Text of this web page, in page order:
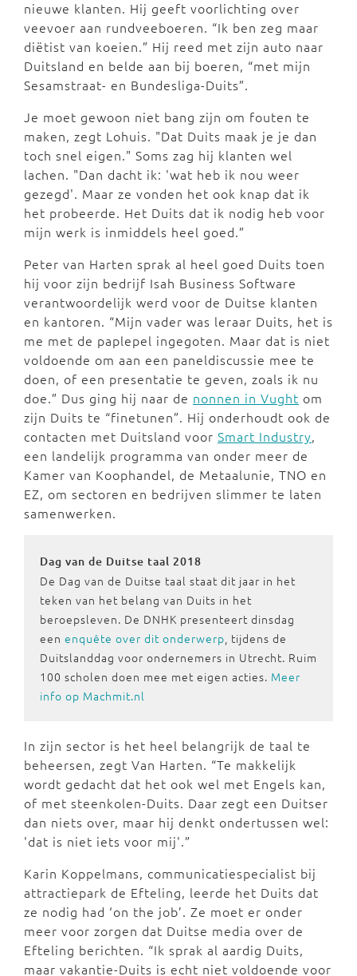
nieuwe klanten. Hij geeft voorlichting over
veevoer aan rundveeboeren. “Ik ben zeg maar
diëtist van koeien.” Hij reed met zijn auto naar
Duitsland en belde aan bij boeren, “met mijn
Sesamstraat- en Bundesliga-Duits”.
Je moet gewoon niet bang zijn om fouten te
maken, zegt Lohuis. "Dat Duits maak je je dan
toch snel eigen." Soms zag hij klanten wel
lachen. "Dan dacht ik: 'wat heb ik nou weer
gezegd'. Maar ze vonden het ook knap dat ik
het probeerde. Het Duits dat ik nodig heb voor
mijn werk is inmiddels heel goed.”
Peter van Harten sprak al heel goed Duits toen
hij voor zijn bedrijf Isah Business Software
verantwoordelijk werd voor de Duitse klanten
en kantoren. “Mijn vader was leraar Duits, het is
me met de paplepel ingegoten. Maar dat is niet
voldoende om aan een paneldiscussie mee te
doen, of een presentatie te geven, zoals ik nu
doe.” Dus ging hij naar de nonnen in Vught om
zijn Duits te “finetunen”. Hij onderhoudt ook de
contacten met Duitsland voor Smart Industry,
een landelijk programma van onder meer de
Kamer van Koophandel, de Metaalunie, TNO en
EZ, om sectoren en bedrijven slimmer te laten
samenwerken.
Dag van de Duitse taal 2018
De Dag van de Duitse taal staat dit jaar in het
teken van het belang van Duits in het
beroepsleven. De DNHK presenteert dinsdag
een enquête over dit onderwerp, tijdens de
Duitslanddag voor ondernemers in Utrecht. Ruim
100 scholen doen mee met eigen acties. Meer
info op Machmit.nl
In zijn sector is het heel belangrijk de taal te
beheersen, zegt Van Harten. “Te makkelijk
wordt gedacht dat het ook wel met Engels kan,
of met steenkolen-Duits. Daar zegt een Duitser
dan niets over, maar hij denkt ondertussen wel:
'dat is niet iets voor mij'.”
Karin Koppelmans, communicatiespecialist bij
attractiepark de Efteling, leerde het Duits dat
ze nodig had ‘on the job’. Ze moet er onder
meer voor zorgen dat Duitse media over de
Efteling berichten. “Ik sprak al aardig Duits,
maar vakantie-Duits is echt niet voldoende voor